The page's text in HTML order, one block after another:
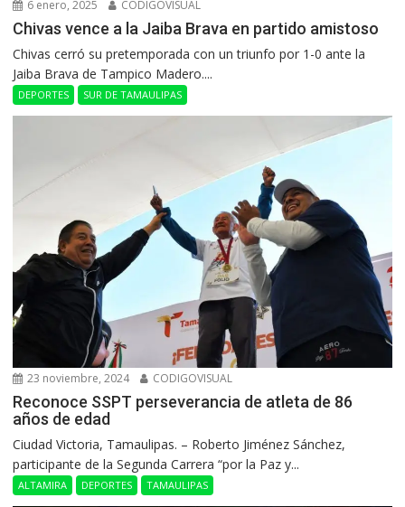
6 enero, 2025 CODIGOVISUAL
Chivas vence a la Jaiba Brava en partido amistoso
Chivas cerró su pretemporada con un triunfo por 1-0 ante la
Jaiba Brava de Tampico Madero....
DEPORTES SUR DE TAMAULIPAS
23 noviembre, 2024 CODIGOVISUAL
Reconoce SSPT perseverancia de atleta de 86
años de edad
Ciudad Victoria, Tamaulipas. – Roberto Jiménez Sánchez,
participante de la Segunda Carrera “por la Paz y...
ALTAMIRA DEPORTES TAMAULIPAS